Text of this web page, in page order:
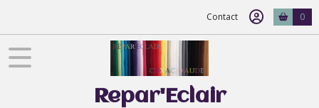
Contact 0
Repar'Eclair